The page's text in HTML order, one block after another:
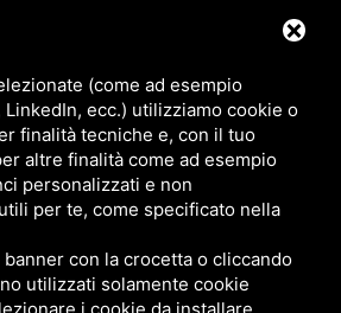
(come ad esempio
LinkedIn, ecc.) utilizziamo cookie o
finalità tecniche e, con il tuo
altre finalità come ad esempio
personalizzati e non
per te, come specificato nella
con la crocetta o cliccando
utilizzati solamente cookie